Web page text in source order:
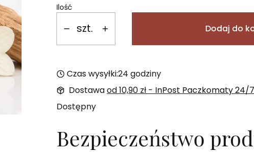
Ilość
szt. Dodaj do
Czas wysyłki:24 godziny
Dostawaod 10,90 zł - InPost Paczkomaty 24/7
Dostępny
Bezpieczeństwo